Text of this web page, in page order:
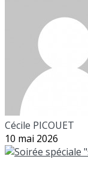
Cécile PICOUET
10 mai 2026